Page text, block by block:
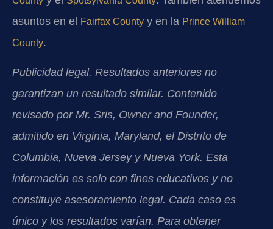
asuntos en el Fairfax County y en la Prince William
County.
Publicidad legal. Resultados anteriores no
garantizan un resultado similar. Contenido
revisado por Mr. Sris, Owner and Founder,
admitido en Virginia, Maryland, el Distrito de
Columbia, Nueva Jersey y Nueva York. Esta
información es solo con fines educativos y no
constituye asesoramiento legal. Cada caso es
único y los resultados varían. Para obtener